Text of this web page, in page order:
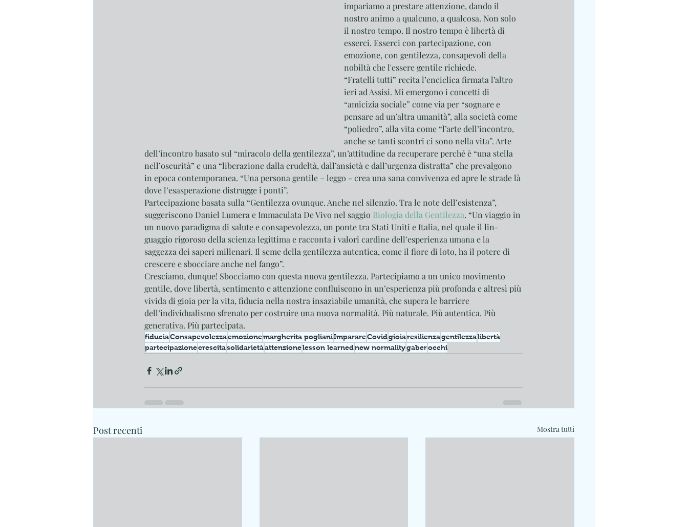
impariamo a prestare attenzione, dando il
nostro animo a qualcuno, a qualcosa. Non solo
il nostro tempo. Il nostro tempo è libertà di
esserci. Esserci con partecipazione, con
emozione, con gentilezza, consapevoli della
nobiltà che l'essere gentile richiede.
“Fratelli tutti” recita l’enciclica firmata l’altro
ieri ad Assisi. Mi emergono i concetti di
“amicizia sociale” come via per “sognare e
pensare ad un’altra umanità”, alla società come
“poliedro”, alla vita come “l’arte dell’incontro,
anche se tanti scontri ci sono nella vita”. Arte
dell’incontro basato sul “miracolo della gentilezza”, un’attitudine da recuperare perché è “una stella
nell’oscurità” e una “liberazione dalla crudeltà, dall’ansietà e dall’urgenza distratta” che prevalgono
in epoca contemporanea. “Una persona gentile – leggo - crea una sana convivenza ed apre le strade là
dove l’esasperazione distrugge i ponti”.
Partecipazione basata sulla “Gentilezza ovunque. Anche nel silenzio. Tra le note del­l’esistenza”,
suggeriscono Daniel Lumera e Immaculata De Vivo nel saggio Biologia della Gentilezza. “Un viaggio in
un nuovo paradigma di salute e consa­pevolezza, un ponte tra Stati Uniti e Italia, nel quale il lin­
guaggio rigoroso della scienza legittima e racconta i valori cardine dell’esperienza umana e la
saggezza dei saperi millenari. Il seme della gentilezza autentica, come il fiore di loto, ha il potere di
crescere e sbocciare anche nel fango”.
Cresciamo, dunque! Sbocciamo con questa nuova gentilezza. Partecipiamo a un unico movimento
gentile, dove libertà, sentimento e attenzione confluiscono in un’esperienza più profonda e altresì più
vivida di gioia per la vita, fiducia nella nostra insaziabile umanità, che supera le barriere
dell’individualismo sfrenato per costruire una nuova normalità. Più naturale. Più autentica. Più
generativa. Più partecipata.
fiduciaConsapevolezzaemozionemargherita poglianiImparareCovidgioiaresilienzagentilezzalibertà
partecipazionecrescitasolidarietàattenzionelesson learnednew normalitygaberocchi
Post recenti Mostra tutti